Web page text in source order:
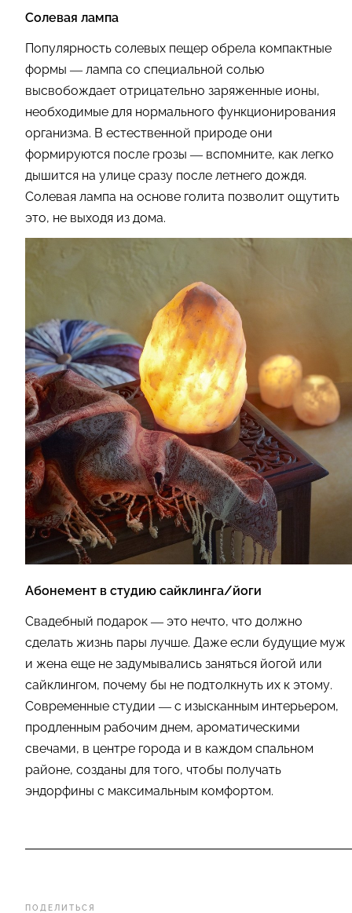
ПОДЕЛИТЬСЯ
Солевая лампа
Популярность солевых пещер обрела компактные
формы — лампа со специальной солью
высвобождает отрицательно заряженные ионы,
необходимые для нормального функционирования
организма. В естественной природе они
формируются после грозы — вспомните, как легко
дышится на улице сразу после летнего дождя.
Солевая лампа на основе голита позволит ощутить
это, не выходя из дома.
Абонемент в студию сайклинга/йоги
Свадебный подарок — это нечто, что должно
сделать жизнь пары лучше. Даже если будущие муж
и жена еще не задумывались заняться йогой или
сайклингом, почему бы не подтолкнуть их к этому.
Современные студии — с изысканным интерьером,
продленным рабочим днем, ароматическими
свечами, в центре города и в каждом спальном
районе, созданы для того, чтобы получать
эндорфины с максимальным комфортом.